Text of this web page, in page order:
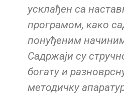
усклађен са
програмом, како
понуђеним
Садржаји су
богату и
методичку